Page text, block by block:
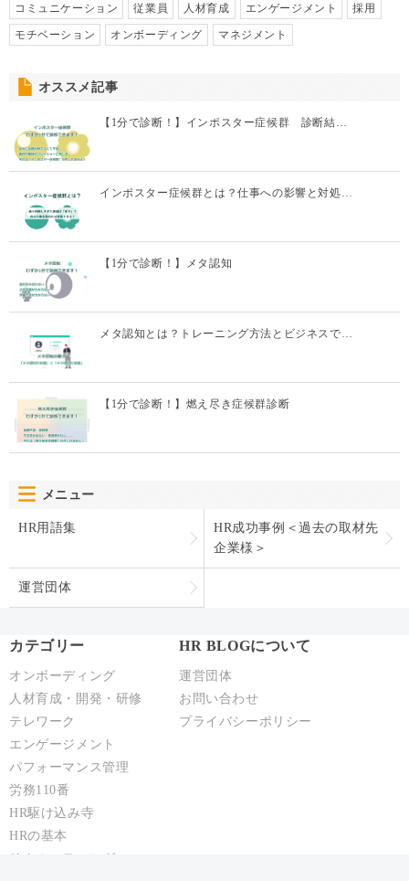
コミュニケーション 従業員 人材育成 エンゲージメント 採用
モチベーション オンボーディング マネジメント
オススメ記事
【1分で診断！】インポスター症候群 診断結…
インポスター症候群とは？仕事への影響と対処…
【1分で診断！】メタ認知
メタ認知とは？トレーニング方法とビジネスで…
【1分で診断！】燃え尽き症候群診断
メニュー
HR用語集
HR成功事例＜過去の取材先
企業様＞
運営団体
カテゴリー
オンボーディング
人材育成・開発・研修
テレワーク
エンゲージメント
パフォーマンス管理
労務110番
HR駆け込み寺
HRの基本
リクルーティング
HR BLOGについて
運営団体
お問い合わせ
プライバシーポリシー